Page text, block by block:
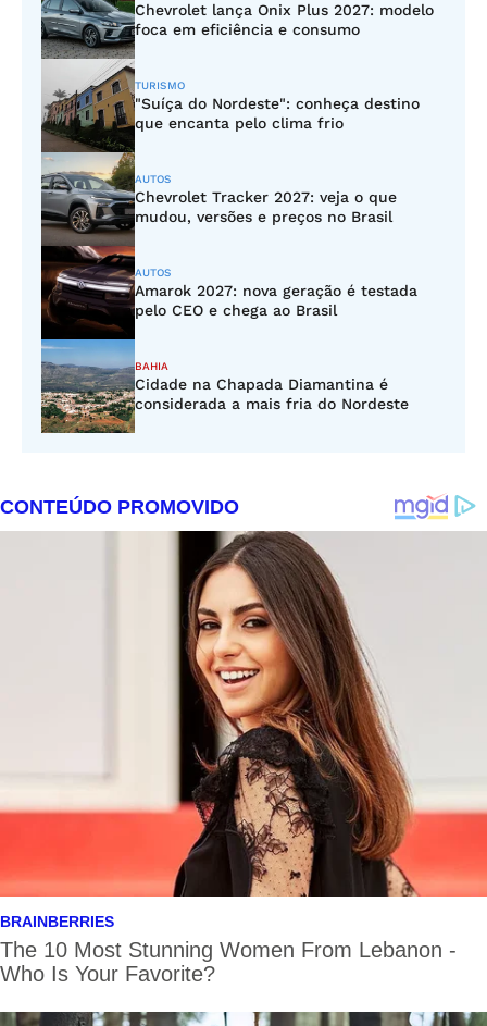
Chevrolet lança Onix Plus 2027: modelo
foca em eficiência e consumo
TURISMO
"Suíça do Nordeste": conheça destino
que encanta pelo clima frio
AUTOS
Chevrolet Tracker 2027: veja o que
mudou, versões e preços no Brasil
AUTOS
Amarok 2027: nova geração é testada
pelo CEO e chega ao Brasil
BAHIA
Cidade na Chapada Diamantina é
considerada a mais fria do Nordeste